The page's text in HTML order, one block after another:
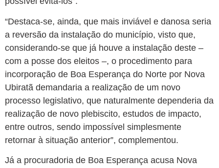
“Destaca-se, ainda, que mais inviável e danosa seria
a reversão da instalação do município, visto que,
considerando-se que já houve a instalação deste –
com a posse dos eleitos –, o procedimento para
incorporação de Boa Esperança do Norte por Nova
Ubiratã demandaria a realização de um novo
processo legislativo, que naturalmente dependeria da
realização de novo plebiscito, estudos de impacto,
entre outros, sendo impossível simplesmente
retornar à situação anterior”, complementou.
Já a procuradoria de Boa Esperança acusa Nova